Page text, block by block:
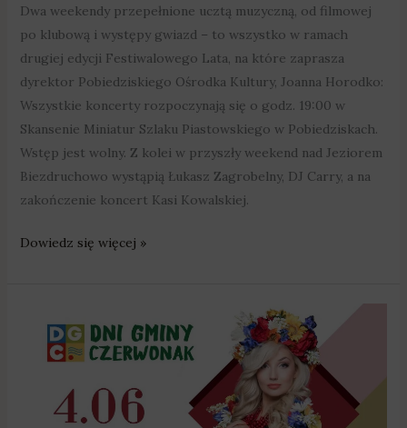
Dwa weekendy przepełnione ucztą muzyczną, od filmowej
po klubową i występy gwiazd – to wszystko w ramach
drugiej edycji Festiwalowego Lata, na które zaprasza
dyrektor Pobiedziskiego Ośrodka Kultury, Joanna Horodko:
Wszystkie koncerty rozpoczynają się o godz. 19:00 w
Skansenie Miniatur Szlaku Piastowskiego w Pobiedziskach.
Wstęp jest wolny. Z kolei w przyszły weekend nad Jeziorem
Biezdruchowo wystąpią Łukasz Zagrobelny, DJ Carry, a na
zakończenie koncert Kasi Kowalskiej.
Dowiedz się więcej »
Video
początek